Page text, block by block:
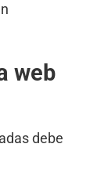
web
debe